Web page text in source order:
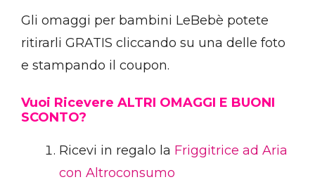
Gli omaggi per bambini LeBebè potete
ritirarli GRATIS cliccando su una delle foto
e stampando il coupon.
Vuoi Ricevere ALTRI OMAGGI E BUONI
SCONTO?
Ricevi in regalo la Friggitrice ad Aria
con Altroconsumo